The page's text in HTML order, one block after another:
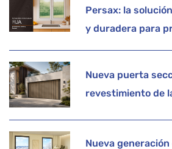
Persax: la
y duradera para
Nueva puerta
revestimiento de
Nueva generación